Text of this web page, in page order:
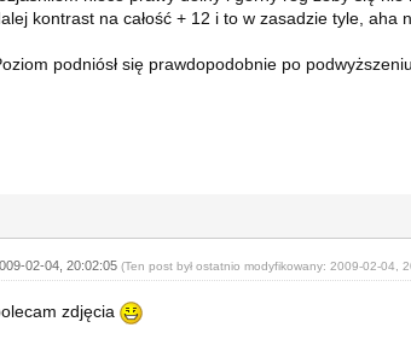
kontrast na całość + 12 i to w zasadzie tyle, aha
podniósł się prawdopodobnie po
02-04, 20:02:05 (Ten post był ostatnio modyfikowany: 2009-02-04,
zdjęcia